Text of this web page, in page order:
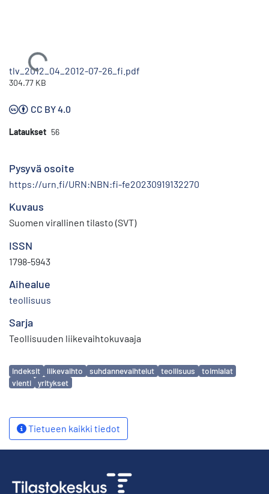
Ladataan...
tlv_2012_04_2012-07-26_fi.pdf
304.77 KB
CC BY 4.0
Lataukset 56
Pysyvä osoite
https://urn.fi/URN:NBN:fi-fe20230919132270
Kuvaus
Suomen virallinen tilasto (SVT)
ISSN
1798-5943
Aihealue
teollisuus
Sarja
Teollisuuden liikevaihtokuvaaja
Avainsanat
indeksit liikevaihto suhdannevaihtelut teollisuus
toimialat
vienti
yritykset
Tietueen kaikki tiedot